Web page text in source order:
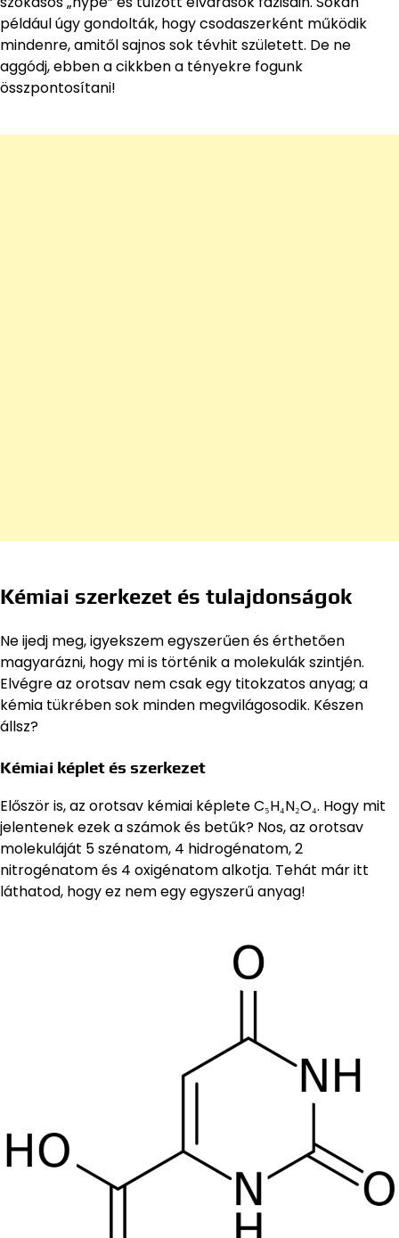
például úgy gondolták, hogy csodaszerként működik
mindenre, amitől sajnos sok tévhit született. De ne
aggódj, ebben a cikkben a tényekre fogunk
összpontosítani!
Kémiai szerkezet és tulajdonságok
Ne ijedj meg, igyekszem egyszerűen és érthetően
magyarázni, hogy mi is történik a molekulák szintjén.
Elvégre az orotsav nem csak egy titokzatos anyag; a
kémia tükrében sok minden megvilágosodik. Készen
állsz?
Kémiai képlet és szerkezet
Először is, az orotsav kémiai képlete C₅H₄N₂O₄. Hogy mit
jelentenek ezek a számok és betűk? Nos, az orotsav
molekuláját 5 szénatom, 4 hidrogénatom, 2
nitrogénatom és 4 oxigénatom alkotja. Tehát már itt
láthatod, hogy ez nem egy egyszerű anyag!